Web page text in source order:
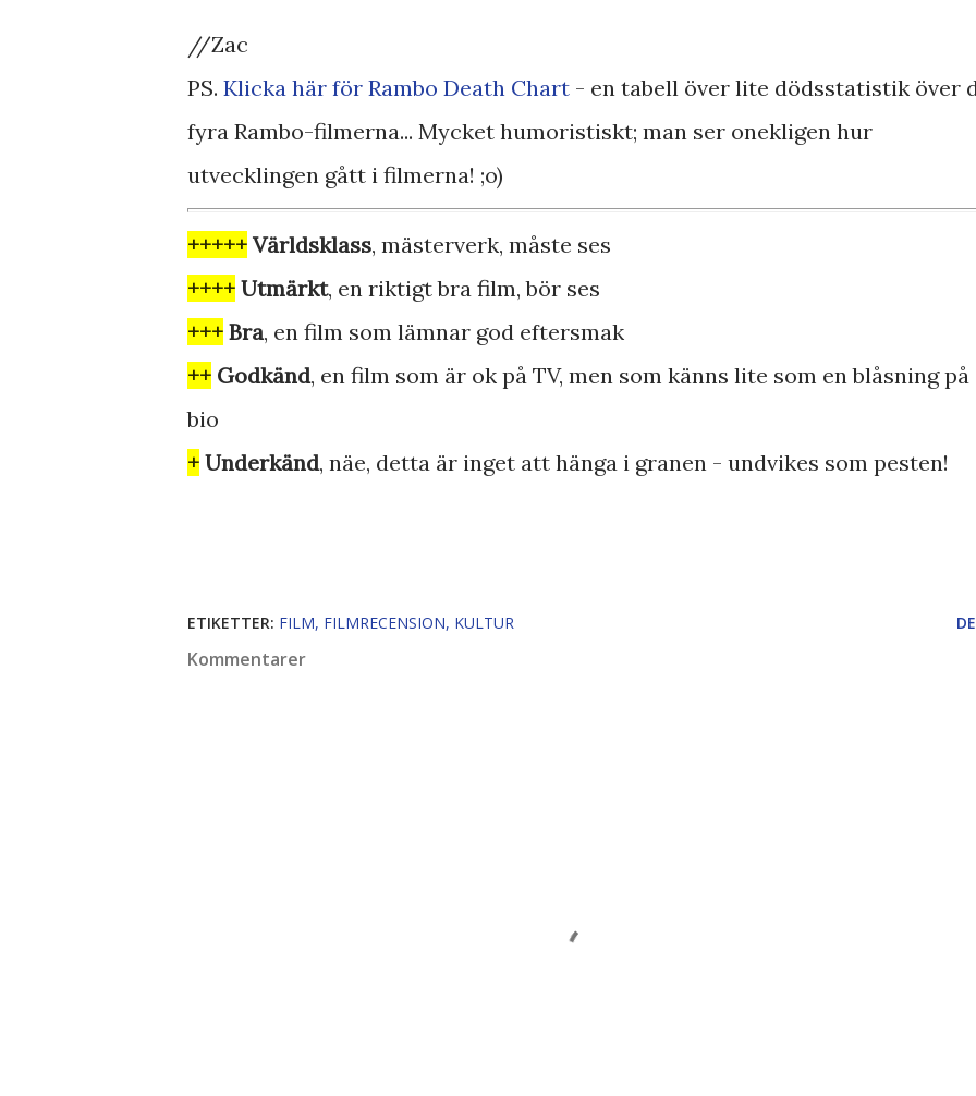
//Zac
PS. Klicka här för Rambo Death Chart - en tabell över lite dödsstatistik över
fyra Rambo-filmerna... Mycket humoristiskt; man ser onekligen hur
utvecklingen gått i filmerna! ;o)
+++++ Världsklass, mästerverk, måste ses
++++ Utmärkt, en riktigt bra film, bör ses
+++ Bra, en film som lämnar god eftersmak
++ Godkänd, en film som är ok på TV, men som känns lite som en blåsning på
bio
+ Underkänd, näe, detta är inget att hänga i granen - undvikes som pesten!
ETIKETTER: FILM FILMRECENSION KULTUR
Kommentarer